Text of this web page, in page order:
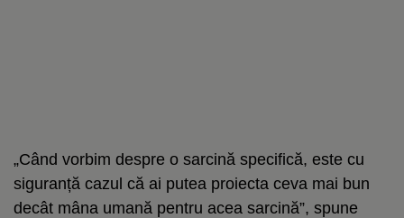
„Când vorbim despre o sarcină specifică, este cu
siguranță cazul că ai putea proiecta ceva mai bun
decât mâna umană pentru acea sarcină”, spune